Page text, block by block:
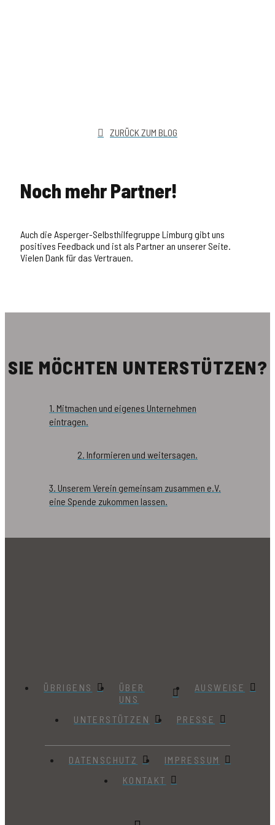
ZURÜCK ZUM BLOG
Noch mehr Partner!
Auch die Asperger-Selbsthilfegruppe Limburg gibt uns
positives Feedback und ist als Partner an unserer Seite.
Vielen Dank für das Vertrauen.
SIE MÖCHTEN UNTERSTÜTZEN?
1. Mitmachen und eigenes Unternehmen
eintragen.
2. Informieren und weitersagen.
3. Unserem Verein gemeinsam zusammen e.V.
eine Spende zukommen lassen.
ÜBRIGENS
ÜBER
UNS
AUSWEISE
UNTERSTÜTZEN PRESSE
DATENSCHUTZ
IMPRESSUM
KONTAKT